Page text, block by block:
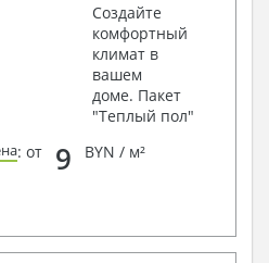
Создайте
комфортный
климат в
вашем
доме. Пакет
"Теплый пол"
: от 9 BYN / м²